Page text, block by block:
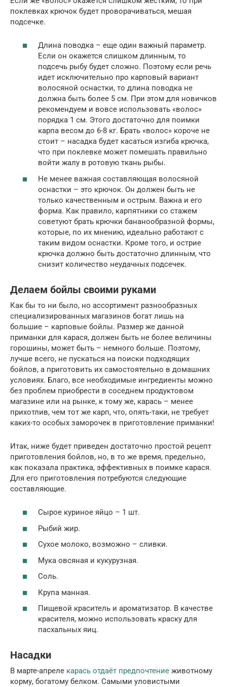
поклевках крючок будет проворачиваться, мешая
подсечке.
Длина поводка – еще один важный параметр.
Если он окажется слишком длинным, то
подсечь рыбу будет сложно. Поэтому если речь
идет исключительно про карповый вариант
волосяной оснастки, то длина поводка не
должна быть более 5 см. При этом для новичков
рекомендуем и вовсе использовать «волос»
порядка 1 см. Этого достаточно для поимки
карпа весом до 6-8 кг. Брать «волос» короче не
стоит – насадка будет касаться изгиба крючка,
что при поклевке может помешать правильно
войти жалу в ротовую ткань рыбы.
Не менее важная составляющая волосяной
оснастки – это крючок. Он должен быть не
только качественным и острым. Важна и его
форма. Как правило, карпятники со стажем
советуют брать крючки бананообразной формы,
которые, по их мнению, идеально работают с
таким видом оснастки. Кроме того, и острие
крючка должно быть достаточно длинным, что
снизит количество неудачных подсечек.
Делаем бойлы своими руками
Как бы то ни было, но ассортимент разнообразных
специализированных магазинов богат лишь на
большие – карповые бойлы. Размер же данной
приманки для карася, должен быть не более величины
горошины, может быть – немного больше. Поэтому,
лучше всего, не пускаться на поиски подходящих
бойлов, а приготовить их самостоятельно в домашних
условиях. Благо, все необходимые ингредиенты можно
без проблем приобрести в соседнем продуктовом
магазине или на рынке, к тому же, карась – менее
прихотлив, чем тот же карп, что, опять-таки, не требует
каких-то особых заморочек в приготовление приманки!
Итак, ниже будет приведен достаточно простой рецепт
приготовления бойлов, но, в то же время, предельно,
как показала практика, эффективных в поимке карася.
Для его приготовления потребуются следующие
составляющие.
Сырое куриное яйцо – 1 шт.
Рыбий жир.
Сухое молоко, возможно – сливки.
Мука овсяная и кукурузная.
Соль.
Крупа манная.
Пищевой краситель и ароматизатор. В качестве
красителя, можно использовать краску для
пасхальных яиц.
Насадки
В марте-апреле карась отдаёт предпочтение животному
корму, богатому белком. Самыми уловистыми